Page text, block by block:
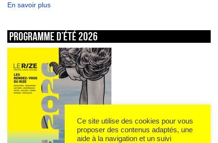
En savoir plus
Programme d’été 2026
Ce site utilise des cookies pour vous
proposer des contenus adaptés, une
aide à la navigation et un suivi